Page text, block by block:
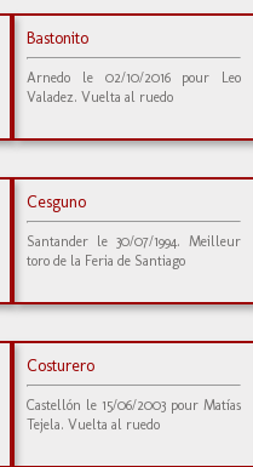
Bastonito
Arnedo le 02/10/2016 pour Leo
Valadez. Vuelta al ruedo
Cesguno
Santander le 30/07/1994. Meilleur
toro de la Feria de Santiago
Costurero
Castellón le 15/06/2003 pour Matías
Tejela. Vuelta al ruedo